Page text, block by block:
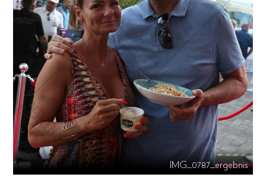
IMG_0787_ergebnis